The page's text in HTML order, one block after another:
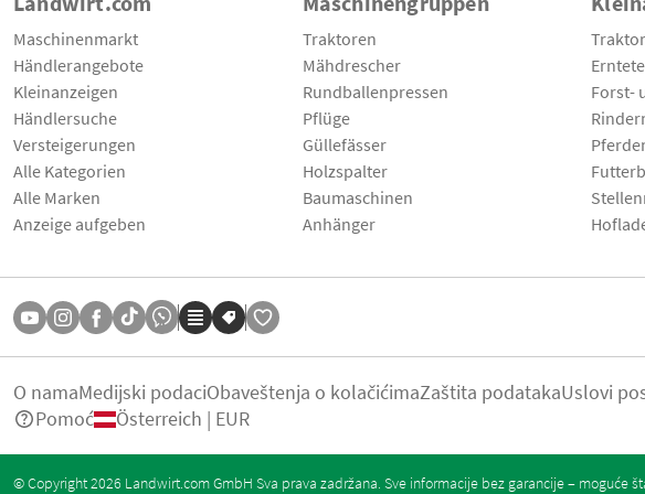
Maschinenmarkt
Händlerangebote
Kleinanzeigen
Händlersuche
Versteigerungen
Alle Kategorien
Alle Marken
Anzeige aufgeben
Traktoren
Mähdrescher
Rundballenpressen
Pflüge
Güllefässer
Holzspalter
Baumaschinen
Anhänger
Forst-
O namaMedijski podaciObaveštenja o kolačićimaZaštita podatakaUslovi
Pomoć
Österreich | EUR
© Copyright 2026 Landwirt.com GmbH Sva prava zadržana. Sve informacije bez garancije – moguće